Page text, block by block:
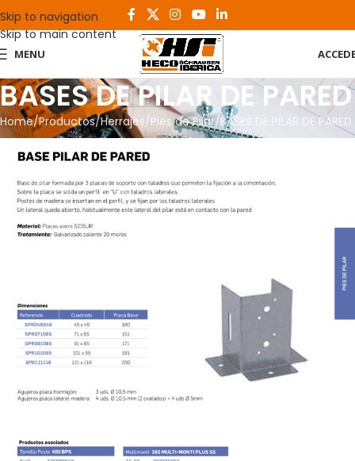
Skip to navigation
Skip to main content
MENU
BASES DE PILAR DE PARED
Home Productos Herrajes Pies de Pilar BASES DE PILAR DE PARED